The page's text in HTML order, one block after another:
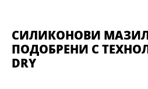
СИЛИКОНОВИ
ПОДОБРЕНИ С
DRY